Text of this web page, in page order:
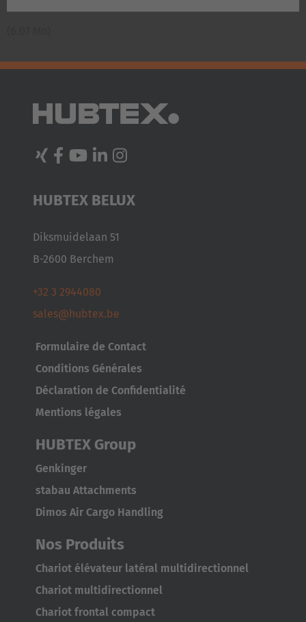
HUBTEX BELUX
Diksmuidelaan 51
B-2600 Berchem
+32 3 2944080
sales@hubtex.be
Formulaire de Contact
Conditions Générales
Déclaration de Confidentialité
Mentions légales
HUBTEX Group
Genkinger
stabau Attachments
Dimos Air Cargo Handling
Nos Produits
Chariot élévateur latéral multidirectionnel
Chariot multidirectionnel
Chariot frontal compact